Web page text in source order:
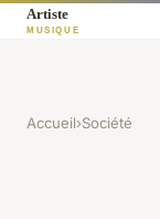
Accueil›Société